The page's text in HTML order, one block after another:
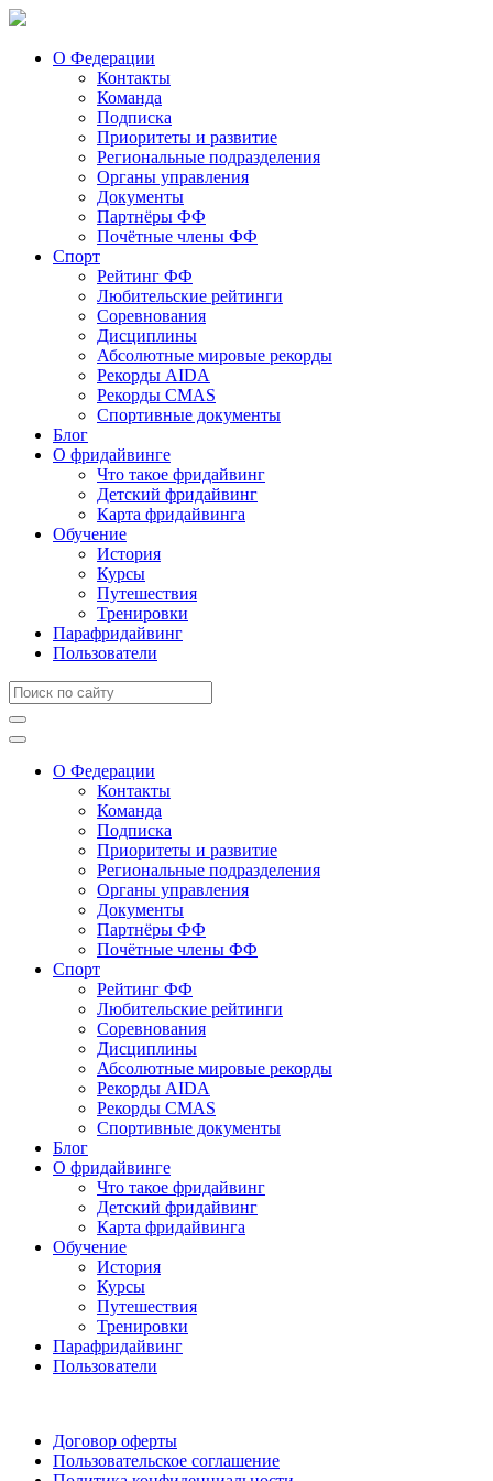
О Федерации
Контакты
Команда
Подписка
Приоритеты и развитие
Региональные подразделения
Органы управления
Документы
Партнёры ФФ
Почётные члены ФФ
Спорт
Рейтинг ФФ
Любительские рейтинги
Соревнования
Дисциплины
Абсолютные мировые рекорды
Рекорды AIDA
Рекорды CMAS
Спортивные документы
Блог
О фридайвинге
Что такое фридайвинг
Детский фридайвинг
Карта фридайвинга
Обучение
История
Курсы
Путешествия
Тренировки
Парафридайвинг
Пользователи
О Федерации
Контакты
Команда
Подписка
Приоритеты и развитие
Региональные подразделения
Органы управления
Документы
Партнёры ФФ
Почётные члены ФФ
Спорт
Рейтинг ФФ
Любительские рейтинги
Соревнования
Дисциплины
Абсолютные мировые рекорды
Рекорды AIDA
Рекорды CMAS
Спортивные документы
Блог
О фридайвинге
Что такое фридайвинг
Детский фридайвинг
Карта фридайвинга
Обучение
История
Курсы
Путешествия
Тренировки
Парафридайвинг
Пользователи
Договор оферты
Пользовательское соглашение